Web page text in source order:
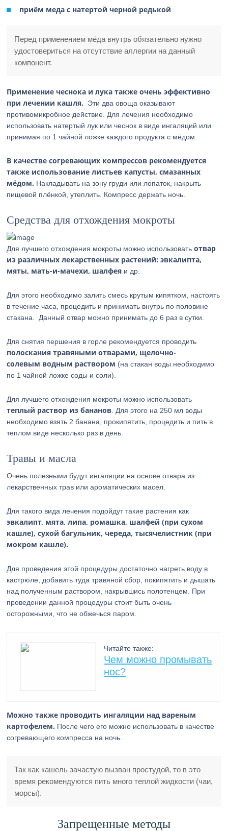
приём меда с натертой черной редькой
Перед применением мёда внутрь обязательно нужно
удостовериться на отсутствие аллергии на данный
компонент.
Применение чеснока и лука также очень эффективно
при лечении кашля. Эти два овоща оказывают
противомикробное действие. Для лечения необходимо
использовать натертый лук или чеснок в виде ингаляций или
принимая по 1 чайной ложке каждого продукта с мёдом.
В качестве согревающих компрессов рекомендуется
также использование листьев капусты, смазанных
мёдом. Накладывать на зону груди или лопаток, накрыть
пищевой плёнкой, утеплить. Компресс держать ночь.
Средства для отхождения мокроты
Для лучшего отхождения мокроты можно использоватьотвар
из различных лекарственных растений: эвкалипта,
мяты, мать-и-мачехи, шалфея и др.
Для этого необходимо залить смесь крутым кипятком, настоять
в течение часа, процедить и принимать внутрь по половине
стакана. Данный отвар можно принимать до 6 раз в сутки.
Для снятия першения в горле рекомендуется проводить
полоскания травяными отварами, щелочно-
солевым водным раствором (на стакан воды необходимо
по 1 чайной ложке соды и соли).
Для лучшего отхождения мокроты можно использовать
теплый раствор из бананов . Для этого на 250 мл воды
необходимо взять 2 банана, прокипятить, процедить и пить в
теплом виде несколько раз в день.
Травы и масла
Очень полезными будут ингаляции на основе отвара из
лекарственных трав или ароматических масел.
Для такого вида лечения подойдут такие растения как
эвкалипт, мята, липа, ромашка, шалфей (при сухом
кашле), сухой багульник, череда, тысячелистник (при
мокром кашле).
Для проведения этой процедуры достаточно нагреть воду в
кастрюле, добавить туда травяной сбор, покипятить и дышать
над полученным раствором, накрывшись полотенцем. При
проведении данной процедуры стоит быть очень
осторожными, что не обжечься паром.
Читайте также:
Чем можно промывать
нос?
Можно также проводить ингаляции над вареным
картофелем. После чего его можно использовать в качестве
согревающего компресса на ночь.
Так как кашель зачастую вызван простудой, то в это
время рекомендуются пить много теплой жидкости (чаи,
морсы).
Запрещенные методы